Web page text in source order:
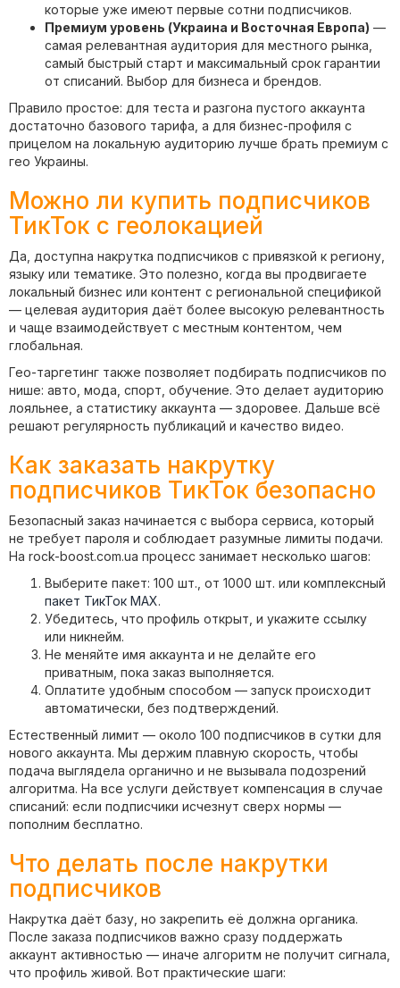
которые уже имеют первые сотни подписчиков.
Премиум уровень (Украина и Восточная Европа) —
самая релевантная аудитория для местного рынка,
самый быстрый старт и максимальный срок гарантии
от списаний. Выбор для бизнеса и брендов.
Правило простое: для теста и разгона пустого аккаунта
достаточно базового тарифа, а для бизнес-профиля с
прицелом на локальную аудиторию лучше брать премиум с
гео Украины.
Можно ли купить подписчиков
ТикТок с геолокацией
Да, доступна накрутка подписчиков с привязкой к региону,
языку или тематике. Это полезно, когда вы продвигаете
локальный бизнес или контент с региональной спецификой
— целевая аудитория даёт более высокую релевантность
и чаще взаимодействует с местным контентом, чем
глобальная.
Гео-таргетинг также позволяет подбирать подписчиков по
нише: авто, мода, спорт, обучение. Это делает аудиторию
лояльнее, а статистику аккаунта — здоровее. Дальше всё
решают регулярность публикаций и качество видео.
Как заказать накрутку
подписчиков ТикТок безопасно
Безопасный заказ начинается с выбора сервиса, который
не требует пароля и соблюдает разумные лимиты подачи.
На rock-boost.com.ua процесс занимает несколько шагов:
Выберите пакет: 100 шт., от 1000 шт. или комплексный
пакет ТикТок MAX.
Убедитесь, что профиль открыт, и укажите ссылку
или никнейм.
Не меняйте имя аккаунта и не делайте его
приватным, пока заказ выполняется.
Оплатите удобным способом — запуск происходит
автоматически, без подтверждений.
Естественный лимит — около 100 подписчиков в сутки для
нового аккаунта. Мы держим плавную скорость, чтобы
подача выглядела органично и не вызывала подозрений
алгоритма. На все услуги действует компенсация в случае
списаний: если подписчики исчезнут сверх нормы —
пополним бесплатно.
Что делать после накрутки
подписчиков
Накрутка даёт базу, но закрепить её должна органика.
После заказа подписчиков важно сразу поддержать
аккаунт активностью — иначе алгоритм не получит сигнала,
что профиль живой. Вот практические шаги: